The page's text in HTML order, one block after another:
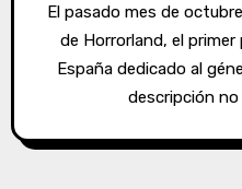
El pasado mes de octubre finalizó la segunda edición
de Horrorland, el
España dedicado al
descripción